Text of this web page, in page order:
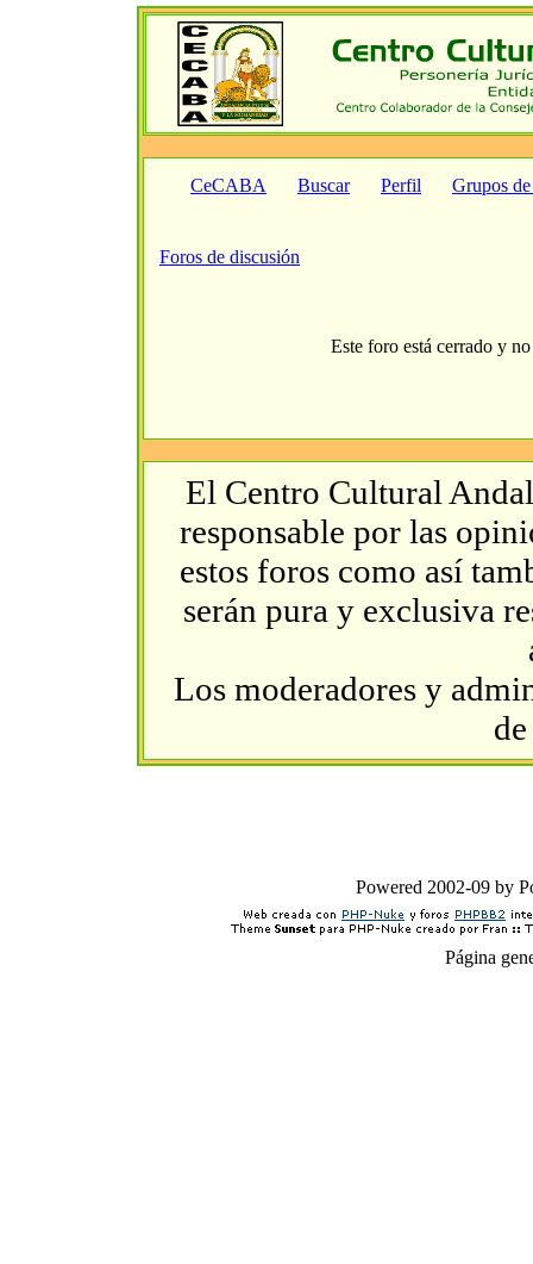
CeCABA Buscar Perfil Grupos
Foros de discusión
Este foro está cerrado y
El Centro Cultural
responsable por las
estos foros como así
serán pura y exclusiva
Los moderadores y
Powered 2002-09 by
Página